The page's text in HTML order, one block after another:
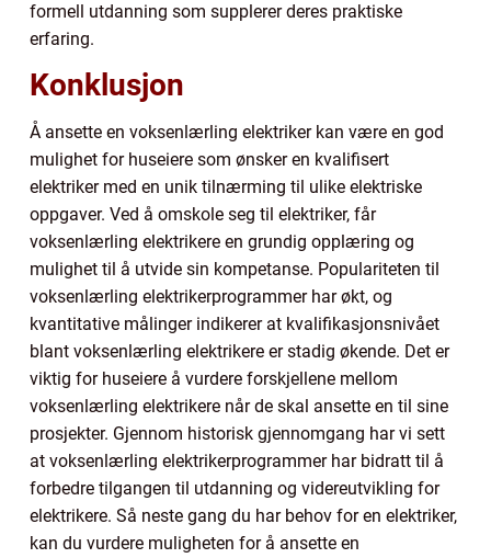
formell utdanning som supplerer deres praktiske
erfaring.
Konklusjon
Å ansette en voksenlærling elektriker kan være en god
mulighet for huseiere som ønsker en kvalifisert
elektriker med en unik tilnærming til ulike elektriske
oppgaver. Ved å omskole seg til elektriker, får
voksenlærling elektrikere en grundig opplæring og
mulighet til å utvide sin kompetanse. Populariteten til
voksenlærling elektrikerprogrammer har økt, og
kvantitative målinger indikerer at kvalifikasjonsnivået
blant voksenlærling elektrikere er stadig økende. Det er
viktig for huseiere å vurdere forskjellene mellom
voksenlærling elektrikere når de skal ansette en til sine
prosjekter. Gjennom historisk gjennomgang har vi sett
at voksenlærling elektrikerprogrammer har bidratt til å
forbedre tilgangen til utdanning og videreutvikling for
elektrikere. Så neste gang du har behov for en elektriker,
kan du vurdere muligheten for å ansette en